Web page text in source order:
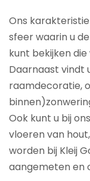
Ons
sfeer waarin u
kunt bekijken die
Daarnaast vindt
raamdecoratie,
Ook kunt u bij
vloeren van
worden bij Kleij
aangemeten en